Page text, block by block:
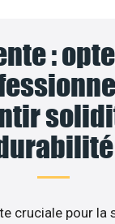
:
cruciale pour la